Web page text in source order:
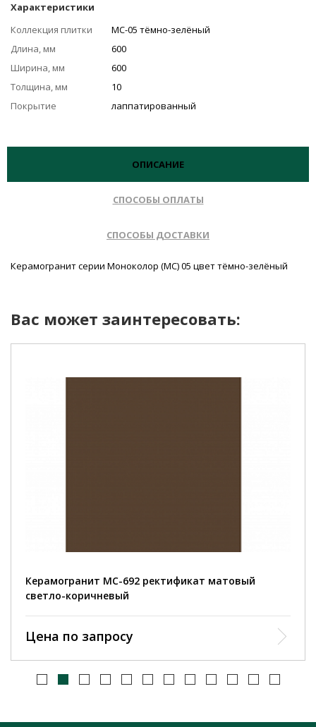
Характеристики
Коллекция плитки
MC-05 тёмно-зелёный
Длина, мм
600
Ширина, мм
600
Толщина, мм
10
Покрытие
лаппатированный
ОПИСАНИЕ
СПОСОБЫ ОПЛАТЫ
СПОСОБЫ ДОСТАВКИ
Керамогранит серии Моноколор (MC) 05 цвет тёмно-зелёный
Вас может заинтересовать:
Керамогранит MC-692 ректификат матовый
светло-коричневый
Цена по запросу